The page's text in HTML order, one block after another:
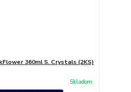
360ml S. Crystals (2KS)
Skladom